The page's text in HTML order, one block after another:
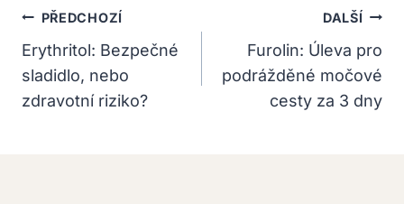
Navigace
Pro
Příspěvek
PŘEDCHOZÍ
Erythritol: Bezpečné
sladidlo, nebo
zdravotní riziko?
DALŠÍ
Furolin: Úleva pro
podrážděné močové
cesty za 3 dny